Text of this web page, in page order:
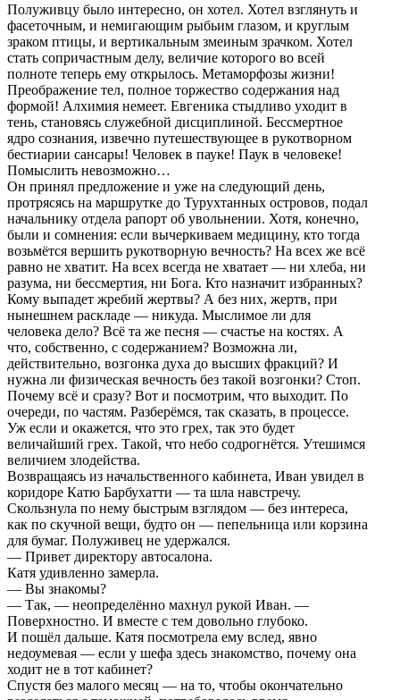
Полуживцу было интересно, он хотел. Хотел взглянуть и
фасеточным, и немигающим рыбьим глазом, и круглым
зраком птицы, и вертикальным змеиным зрачком. Хотел
стать сопричастным делу, величие которого во всей
полноте теперь ему открылось. Метаморфозы жизни!
Преображение тел, полное торжество содержания над
формой! Алхимия немеет. Евгеника стыдливо уходит в
тень, становясь служебной дисциплиной. Бессмертное
ядро сознания, извечно путешествующее в рукотворном
бестиарии сансары! Человек в пауке! Паук в человеке!
Помыслить невозможно…
Он принял предложение и уже на следующий день,
протрясясь на маршрутке до Турухтанных островов, подал
начальнику отдела рапорт об увольнении. Хотя, конечно,
были и сомнения: если вычеркиваем медицину, кто тогда
возьмётся вершить рукотворную вечность? На всех же всё
равно не хватит. На всех всегда не хватает — ни хлеба, ни
разума, ни бессмертия, ни Бога. Кто назначит избранных?
Кому выпадет жребий жертвы? А без них, жертв, при
нынешнем раскладе — никуда. Мыслимое ли для
человека дело? Всё та же песня — счастье на костях. А
что, собственно, с содержанием? Возможна ли,
действительно, возгонка духа до высших фракций? И
нужна ли физическая вечность без такой возгонки? Стоп.
Почему всё и сразу? Вот и посмотрим, что выходит. По
очереди, по частям. Разберёмся, так сказать, в процессе.
Уж если и окажется, что это грех, так это будет
величайший грех. Такой, что небо содрогнётся. Утешимся
величием злодейства.
Возвращаясь из начальственного кабинета, Иван увидел в
коридоре Катю Барбухатти — та шла навстречу.
Скользнула по нему быстрым взглядом — без интереса,
как по скучной вещи, будто он — пепельница или корзина
для бумаг. Полуживец не удержался.
— Привет директору автосалона.
Катя удивленно замерла.
— Вы знакомы?
— Так, — неопределённо махнул рукой Иван. —
Поверхностно. И вместе с тем довольно глубоко.
И пошёл дальше. Катя посмотрела ему вслед, явно
недоумевая — если у шефа здесь знакомство, почему она
ходит не в тот кабинет?
Спустя без малого месяц — на то, чтобы окончательно